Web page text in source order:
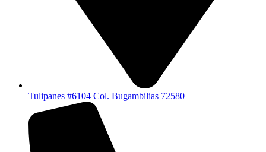
Tulipanes #6104 Col. Bugambilias 72580